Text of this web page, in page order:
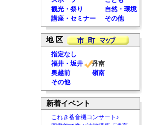
観光・祭り
自然・環境
講座・セミナー
その他
地 区
指定なし
福井・坂井
丹南
奥越前
嶺南
その他
新着イベント
これき蓄音機コンサート♪